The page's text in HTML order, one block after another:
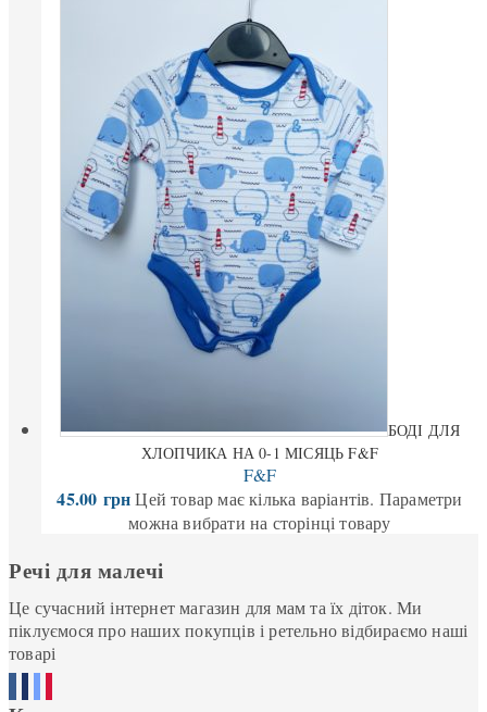
БОДІ ДЛЯ
ХЛОПЧИКА НА 0-1 МІСЯЦЬ F&F
F&F
45.00 грн Цей товар має кілька варіантів. Параметри
можна вибрати на сторінці товару
Речі для малечі
Це сучасний інтернет магазин для мам та їх діток. Ми
піклуємося про наших покупців і ретельно відбираємо наші
товарі